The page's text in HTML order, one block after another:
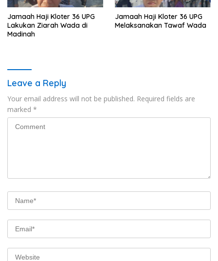
Jamaah Haji Kloter 36 UPG
Lakukan Ziarah Wada di
Madinah
Jamaah Haji Kloter 36 UPG
Melaksanakan Tawaf Wada
Leave a Reply
Your email address will not be published. Required fields are
marked *